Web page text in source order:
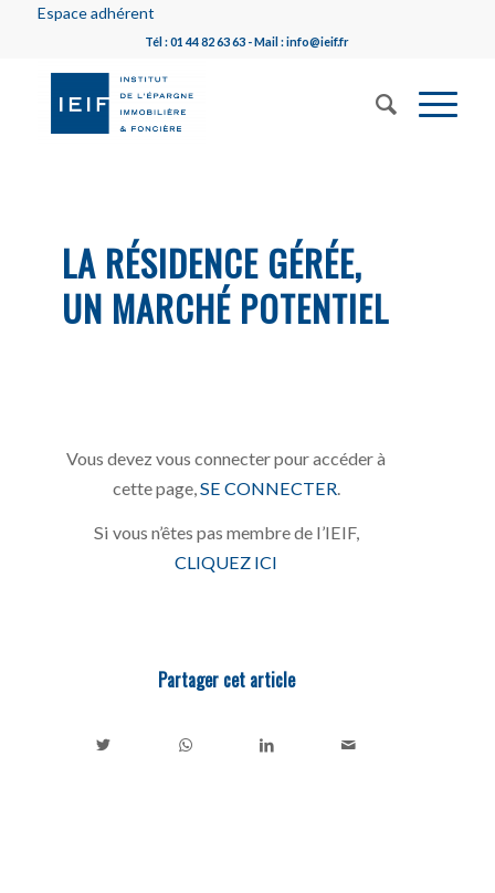
Espace adhérent
Tél : 01 44 82 63 63 - Mail : info@ieif.fr
LA RÉSIDENCE GÉRÉE,
UN MARCHÉ POTENTIEL
Vous devez vous connecter pour accéder à
cette page, SE CONNECTER
Si vous n’êtes pas membre de l’IEIF,
CLIQUEZ ICI
Partager cet article